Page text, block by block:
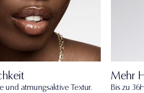
und atmungsaktive Textur.
Mehr
Bis zu